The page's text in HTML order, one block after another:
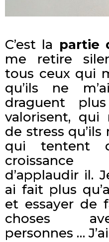
C’est la partie
me retire
tous ceux qui
qu’ils ne
draguent
valorisent, qui
de stress
qui tentent
d’applaudir il.
ai fait plus
et essayer de
choses
personnes …